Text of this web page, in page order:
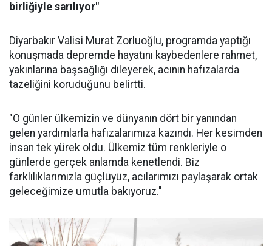
birliğiyle sarılıyor"
Diyarbakır Valisi Murat Zorluoğlu, programda yaptığı
konuşmada depremde hayatını kaybedenlere rahmet,
yakınlarına başsağlığı dileyerek, acının hafızalarda
tazeliğini koruduğunu belirtti.
"O günler ülkemizin ve dünyanın dört bir yanından
gelen yardımlarla hafızalarımıza kazındı. Her kesimden
insan tek yürek oldu. Ülkemiz tüm renkleriyle o
günlerde gerçek anlamda kenetlendi. Biz
farklılıklarımızla güçlüyüz, acılarımızı paylaşarak ortak
geleceğimize umutla bakıyoruz."